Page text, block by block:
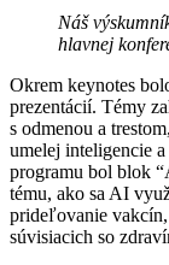
Náš
hlavnej
Okrem keynotes
prezentácií. Témy
s odmenou a
umelej inteligencie
programu bol blok
tému, ako sa AI
prideľovanie
súvisiacich so